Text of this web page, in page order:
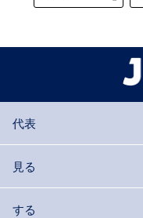
代表
見る
する